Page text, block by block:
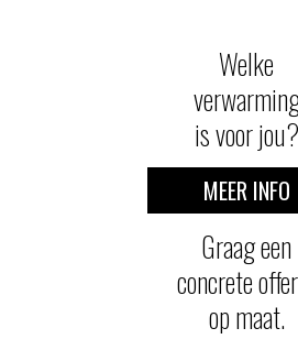
Welke
is voor jou?
MEER INFO
Graag een
concrete
op maat.